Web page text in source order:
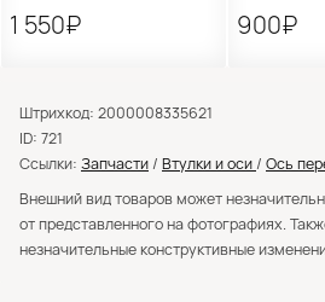
1 550₽ 900₽
Штрихкод: 2000008335621
ID: 721
Ссылки: Запчасти / Втулки и оси / Ось
Внешний вид товаров может
от представленного на фотографиях.
незначительные конструктивные